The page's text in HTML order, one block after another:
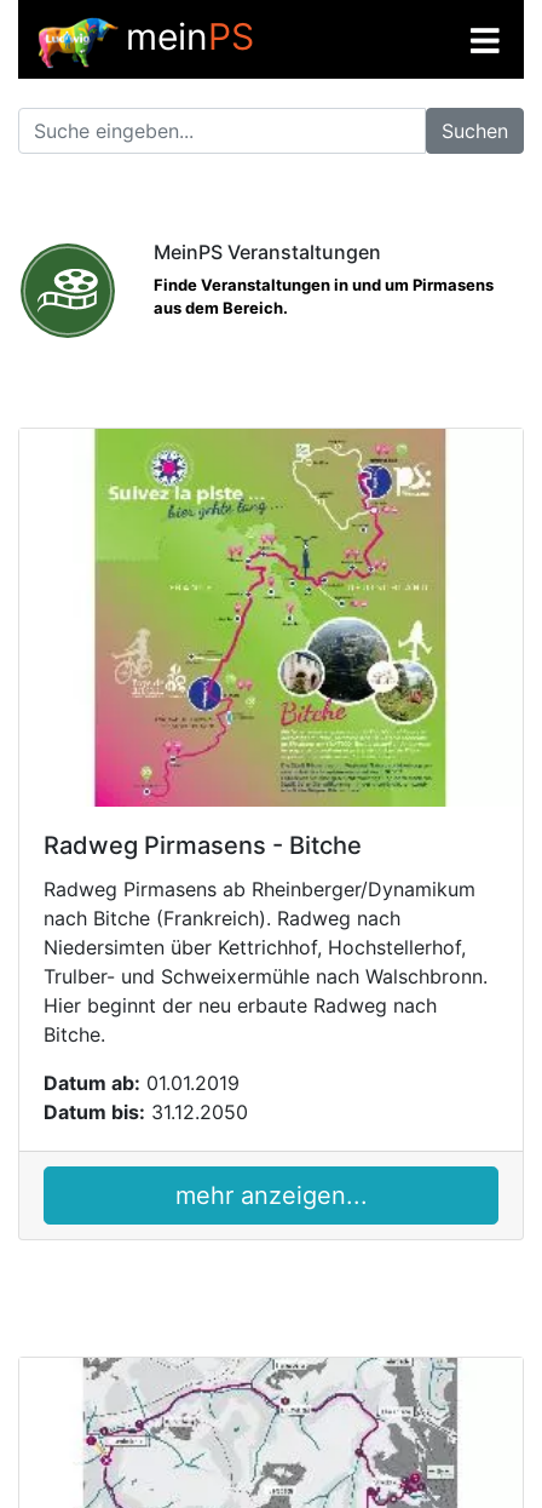
meinPS
Suchen
MeinPS Veranstaltungen
Finde Veranstaltungen in und um Pirmasens
aus dem Bereich.
Radweg Pirmasens - Bitche
Radweg Pirmasens ab Rheinberger/Dynamikum
nach Bitche (Frankreich). Radweg nach
Niedersimten über Kettrichhof, Hochstellerhof,
Trulber- und Schweixermühle nach Walschbronn.
Hier beginnt der neu erbaute Radweg nach
Bitche.
Datum ab: 01.01.2019
Datum bis: 31.12.2050
mehr anzeigen...